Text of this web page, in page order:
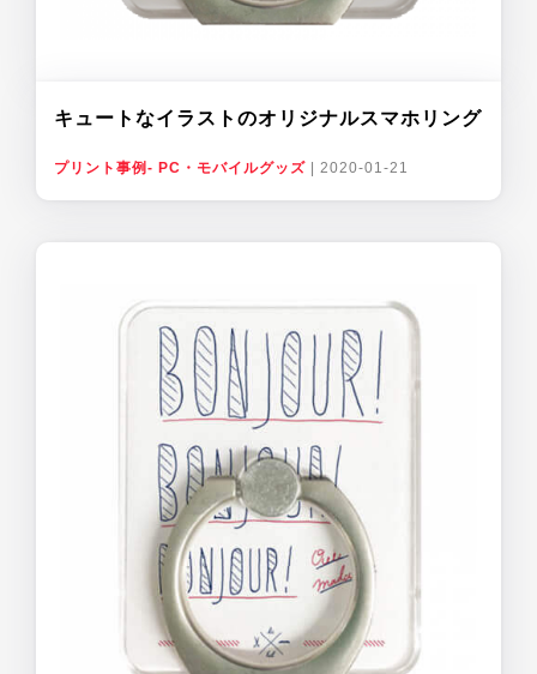
キュートなイラストのオリジナルスマホリング
プリント事例- PC・モバイルグッズ 2020-01-21